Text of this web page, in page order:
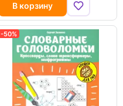
В корзину
-50%